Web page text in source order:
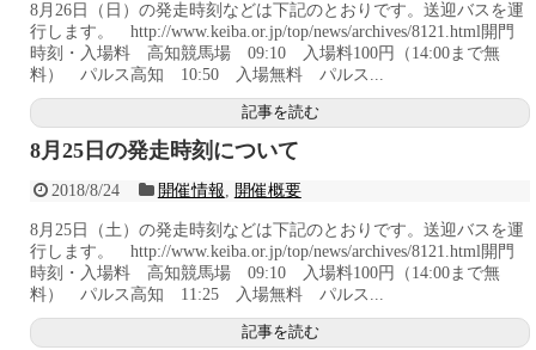
8月26日（日）の発走時刻などは下記のとおりです。送迎バスを運
行します。 http://www.keiba.or.jp/top/news/archives/8121.html開門
時刻・入場料 高知競馬場 09:10 入場料100円（14:00まで無
料） パルス高知 10:50 入場無料 パルス...
記事を読む
8月25日の発走時刻について
2018/8/24 開催情報, 開催概要
8月25日（土）の発走時刻などは下記のとおりです。送迎バスを運
行します。 http://www.keiba.or.jp/top/news/archives/8121.html開門
時刻・入場料 高知競馬場 09:10 入場料100円（14:00まで無
料） パルス高知 11:25 入場無料 パルス...
記事を読む